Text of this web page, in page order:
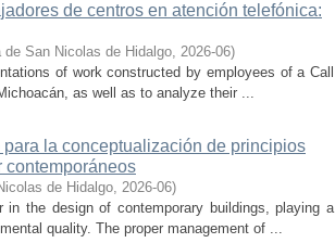
de centros en atención telefónica:
San Nicolas de Hidalgo, 2026-06)
of work constructed by employees of a Call
as well as to analyze their ...
la conceptualización de principios
contemporáneos
de Hidalgo, 2026-06)
the design of contemporary buildings, playing a
quality. The proper management of ...